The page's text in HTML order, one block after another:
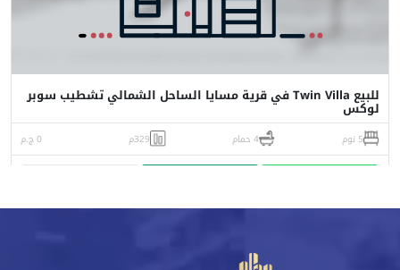
للبيع Twin Villa في قرية مسايا الساحل الشمالي تشطيب سوبر
لوكس
5 نوم 4 حمام 329م 0 ج.م